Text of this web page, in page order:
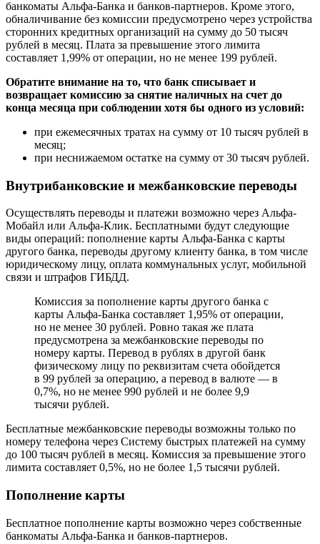
банкоматы Альфа-Банка и банков-партнеров. Кроме этого,
обналичивание без комиссии предусмотрено через устройства
сторонних кредитных организаций на сумму до 50 тысяч
рублей в месяц. Плата за превышение этого лимита
составляет 1,99% от операции, но не менее 199 рублей.
Обратите внимание на то, что банк списывает и
возвращает комиссию за снятие наличных на счет до
конца месяца при соблюдении хотя бы одного из условий:
при ежемесячных тратах на сумму от 10 тысяч рублей в
месяц;
при неснижаемом остатке на сумму от 30 тысяч рублей.
Внутрибанковские и межбанковские переводы
Осуществлять переводы и платежи возможно через Альфа-
Мобайл или Альфа-Клик. Бесплатными будут следующие
виды операций: пополнение карты Альфа-Банка с карты
другого банка, переводы другому клиенту банка, в том числе
юридическому лицу, оплата коммунальных услуг, мобильной
связи и штрафов ГИБДД.
Комиссия за пополнение карты другого банка с
карты Альфа-Банка составляет 1,95% от операции,
но не менее 30 рублей. Ровно такая же плата
предусмотрена за межбанковские переводы по
номеру карты. Перевод в рублях в другой банк
физическому лицу по реквизитам счета обойдется
в 99 рублей за операцию, а перевод в валюте — в
0,7%, но не менее 990 рублей и не более 9,9
тысячи рублей.
Бесплатные межбанковские переводы возможны только по
номеру телефона через Систему быстрых платежей на сумму
до 100 тысяч рублей в месяц. Комиссия за превышение этого
лимита составляет 0,5%, но не более 1,5 тысячи рублей.
Пополнение карты
Бесплатное пополнение карты возможно через собственные
банкоматы Альфа-Банка и банков-партнеров.